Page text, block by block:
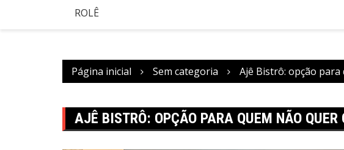
ROLÊ
Página inicial Sem categoria Ajê Bistrô: opção
AJÊ BISTRÔ: OPÇÃO PARA QUEM NÃO